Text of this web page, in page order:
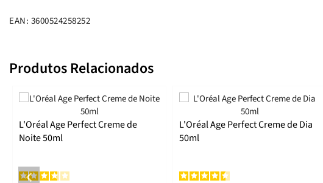
EAN: 3600524258252
Produtos Relacionados
L'Oréal Age Perfect Creme de
Noite 50ml
L'Oréal Age Perfect Creme de Dia
50ml